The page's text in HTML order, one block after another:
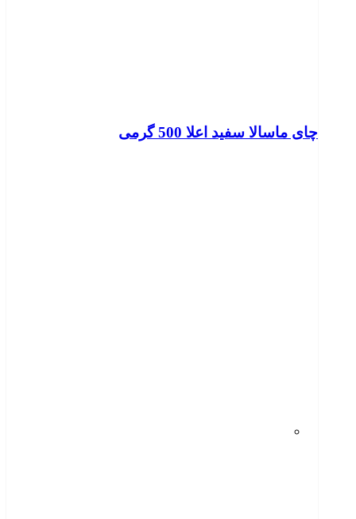
چای ماسالا سفید اعلا 500 گرمی